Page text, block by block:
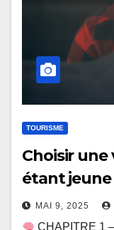
TOURISME
Choisir
étant
MAI 9, 2025
CHAPITRE 1